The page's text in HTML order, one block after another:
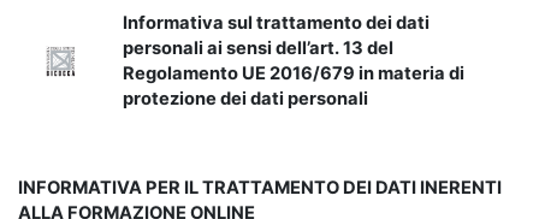
Informativa sul trattamento dei dati
personali ai sensi dell’art. 13 del
Regolamento UE 2016/679 in materia di
protezione dei dati personali
INFORMATIVA PER IL TRATTAMENTO DEI DATI INERENTI
ALLA FORMAZIONE ONLINE